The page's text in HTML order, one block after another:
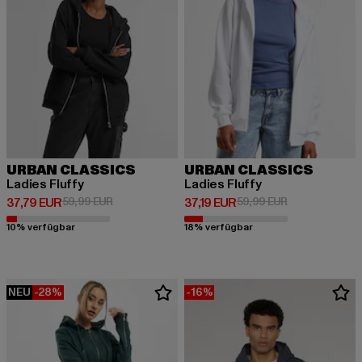
URBAN CLASSICS
Ladies Fluffy
37,79 EUR
Derzeitiger Preis: 37,79 EUR
59,99 EURAktionspreis: 59,99 EUR
10% verfügbar
URBAN CLASSICS
Ladies Fluffy
37,19 EUR
Derzeitiger Preis: 37,19 EUR
59,99 EURAktionspreis:
18% verfügbar
NEU -28% -16%